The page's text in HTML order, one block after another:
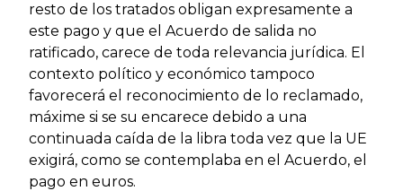
resto de los tratados obligan expresamente a
este pago y que el Acuerdo de salida no
ratificado, carece de toda relevancia jurídica. El
contexto político y económico tampoco
favorecerá el reconocimiento de lo reclamado,
máxime si se su encarece debido a una
continuada caída de la libra toda vez que la UE
exigirá, como se contemplaba en el Acuerdo, el
pago en euros.